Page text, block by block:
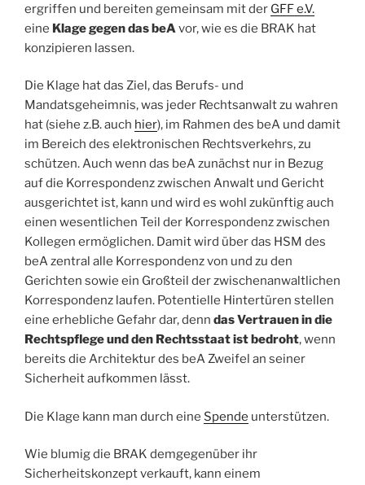
ergriffen und bereiten gemeinsam mit der GFF e.V.
eine Klage gegen das beAvor, wie es die BRAK hat
konzipieren lassen.
Die Klage hat das Ziel, das Berufs- und
Mandatsgeheimnis, was jeder Rechtsanwalt zu wahren
hat (siehe z.B. auch hier), im Rahmen des beA und damit
im Bereich des elektronischen Rechtsverkehrs, zu
schützen. Auch wenn das beA zunächst nur in Bezug
auf die Korrespondenz zwischen Anwalt und Gericht
ausgerichtet ist, kann und wird es wohl zukünftig auch
einen wesentlichen Teil der Korrespondenz zwischen
Kollegen ermöglichen. Damit wird über das HSM des
beA zentral alle Korrespondenz von und zu den
Gerichten sowie ein Großteil der zwischenanwaltlichen
Korrespondenz laufen. Potentielle Hintertüren stellen
eine erhebliche Gefahr dar, denn das Vertrauen in die
Rechtspflege und den Rechtsstaat ist bedroht, wenn
bereits die Architektur des beA Zweifel an seiner
Sicherheit aufkommen lässt.
Die Klage kann man durch eine Spende unterstützen.
Wie blumig die BRAK demgegenüber ihr
Sicherheitskonzept verkauft, kann einem